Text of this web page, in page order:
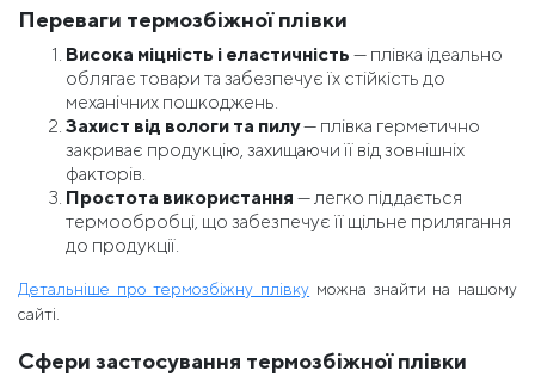
Переваги термозбіжної плівки
Висока міцність і еластичність — плівка ідеально
облягає товари та забезпечує їх стійкість до
механічних пошкоджень.
Захист від вологи та пилу— плівка герметично
закриває продукцію, захищаючи її від зовнішніх
факторів.
Простота використання — легко піддається
термообробці, що забезпечує її щільне прилягання
до продукції.
Детальніше про термозбіжну плівку можна знайти на нашому
сайті.
Сфери застосування термозбіжної плівки